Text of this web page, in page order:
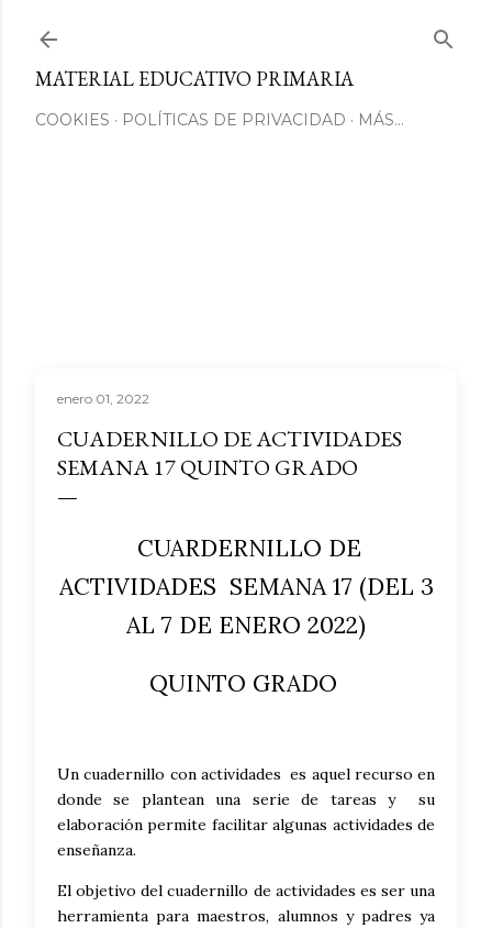
MATERIAL EDUCATIVO PRIMARIA
COOKIES POLÍTICAS DE PRIVACIDAD MÁS…
enero 01, 2022
CUADERNILLO DE ACTIVIDADES
SEMANA 17 QUINTO GRADO
CUARDERNILLO DE
ACTIVIDADES SEMANA 17 (DEL 3
AL 7 DE ENERO 2022)
QUINTO GRADO
Un cuadernillo con actividades es aquel recurso en
donde se plantean una serie de tareas y su
elaboración permite facilitar algunas actividades de
enseñanza.
El objetivo del cuadernillo de actividades es ser una
herramienta para maestros, alumnos y padres ya